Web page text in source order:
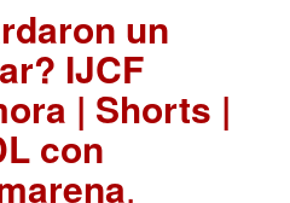
un
IJCF
| Shorts |
con
.